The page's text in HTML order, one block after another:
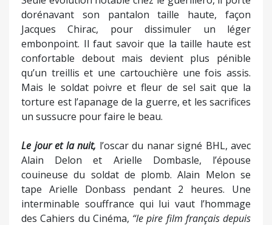
dorénavant son pantalon taille haute, façon
Jacques Chirac, pour dissimuler un léger
embonpoint. Il faut savoir que la taille haute est
confortable debout mais devient plus pénible
qu’un treillis et une cartouchière une fois assis.
Mais le soldat poivre et fleur de sel sait que la
torture est l’apanage de la guerre, et les sacrifices
un sussucre pour faire le beau.
Le jour et la nuit, l’oscar du nanar signé BHL, avec
Alain Delon et Arielle Dombasle, l’épouse
couineuse du soldat de plomb. Alain Melon se
tape Arielle Donbass pendant 2 heures. Une
interminable souffrance qui lui vaut l’hommage
des Cahiers du Cinéma, “le pire film français depuis